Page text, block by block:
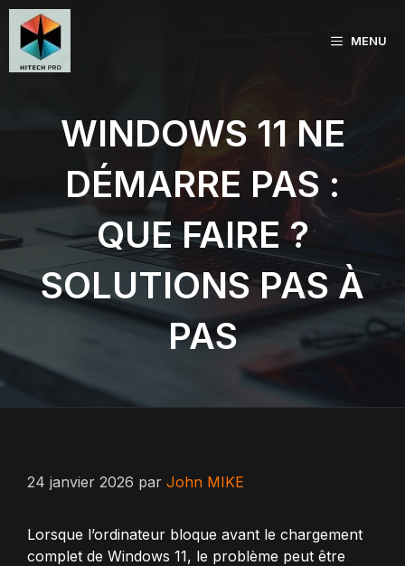
Aller
contenu
MENU
WINDOWS 11 NE
DÉMARRE PAS :
QUE FAIRE ?
SOLUTIONS PAS À
PAS
24 janvier 2026 par John MIKE
Lorsque l’ordinateur bloque avant le chargement
complet de Windows 11, le problème peut être